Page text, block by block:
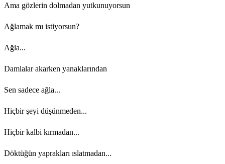
Ama gözlerin dolmadan yutkunuyorsun
Ağlamak mı istiyorsun?
Ağla...
Damlalar akarken yanaklarından
Sen sadece ağla...
Hiçbir şeyi düşünmeden...
Hiçbir kalbi kırmadan...
Döktüğün yaprakları ıslatmadan...